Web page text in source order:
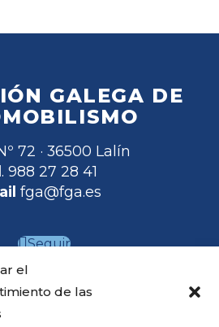
el
de las
GALEGA DE
72 · 36500 Lalín
. 988 27 28 41
fga@fga.es
Seguir
Seguir